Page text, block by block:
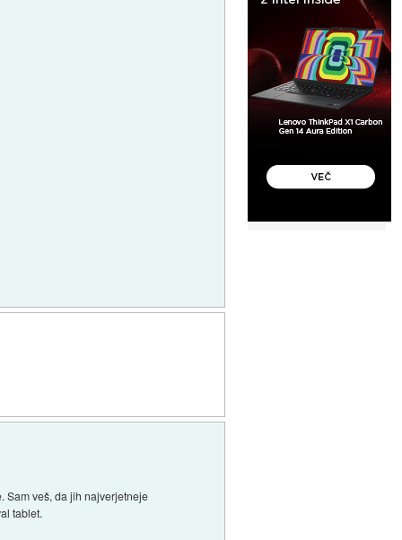
Sam veš, da jih najverjetneje
tablet.